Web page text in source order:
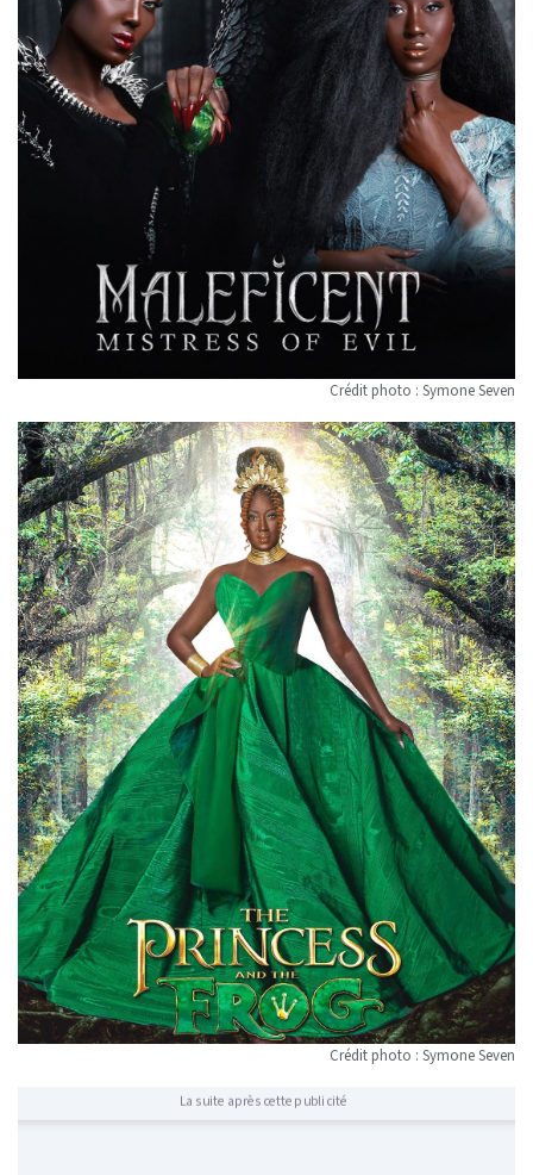
Crédit photo : Symone Seven
Crédit photo : Symone Seven
La suite après cette publicité